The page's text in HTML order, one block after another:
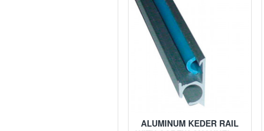
ALUMINUM KEDER RAIL